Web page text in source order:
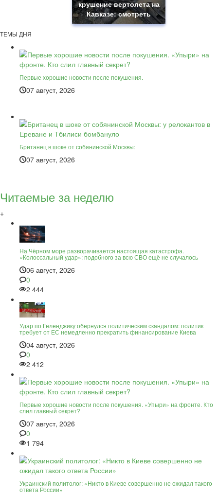
крушение вертолета на
Кавказе: смотреть
ТЕМЫ ДНЯ
Первые хорошие новости после покушения.
07 август, 2026
Британец в шоке от собянинской Москвы:
07 август, 2026
Читаемые за неделю
+
На Чёрном море разворачивается настоящая катастрофа.
«Колоссальный удар»: подобного за всю СВО ещё не случалось
06 август, 2026
0
2 444
Удар по Геленджику обернулся политическим скандалом: политик
требует от ЕС немедленно прекратить финансирование Киева
04 август, 2026
0
2 412
Первые хорошие новости после покушения. «Упыри» на фронте. Кто
слил главный секрет?
07 август, 2026
0
1 794
Украинский политолог: «Никто в Киеве совершенно не ожидал такого
ответа России»